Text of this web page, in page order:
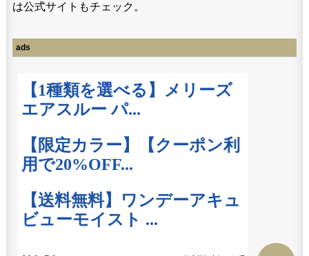
は公式サイトもチェック。
ads